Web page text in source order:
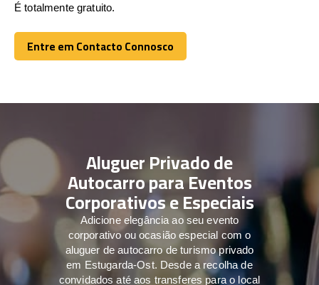
É totalmente gratuito.
Entre em Contacto Connosco
Entre em Contacto Connosco
Aluguer Privado de
Autocarro para Eventos
Corporativos e Especiais
Adicione elegância ao seu evento
corporativo ou ocasião especial com o
aluguer de autocarro de turismo privado
em Estugarda-Ost. Desde a recolha de
convidados até aos transferes para o local